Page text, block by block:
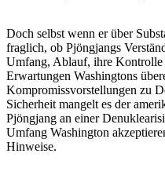
Doch selbst wenn er über
fraglich, ob Pjöngjangs
Umfang, Ablauf, ihre Kontrolle
Erwartungen Washingtons
Kompromissvorstellungen zu
Sicherheit mangelt es der
Pjöngjang an einer
Umfang Washington
Hinweise.